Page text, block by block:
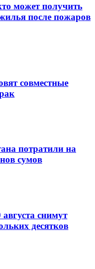
может получить
после пожаров
совместные
потратили на
сумов
снимут
десятков